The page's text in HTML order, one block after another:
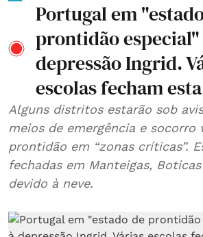
Portugal em
prontidão
depressão Ingrid.
escolas fecham
Alguns distritos estarão sob
meios de emergência e socorro
prontidão em “zonas críticas”.
fechadas em Manteigas,
devido à neve.